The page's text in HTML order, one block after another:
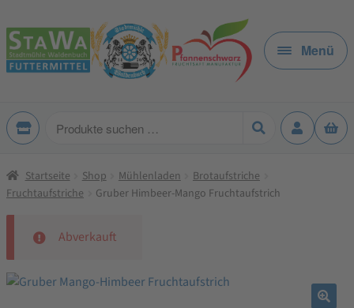
Zur
Navigation
springen
Zum
Inhalt
springen
Menü
Produkte
Startseite Shop Mühlenladen
Brotaufstriche
Fruchtaufstriche
Gruber Himbeer-Mango Fruchtaufstrich
Abverkauft